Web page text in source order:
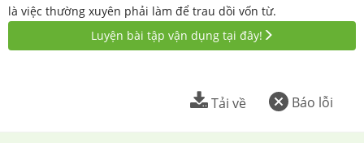
là việc thường xuyên phải làm để trau dồi vốn từ.
Luyện bài tập vận dụng tại đây!
Báo lỗi
Tải về